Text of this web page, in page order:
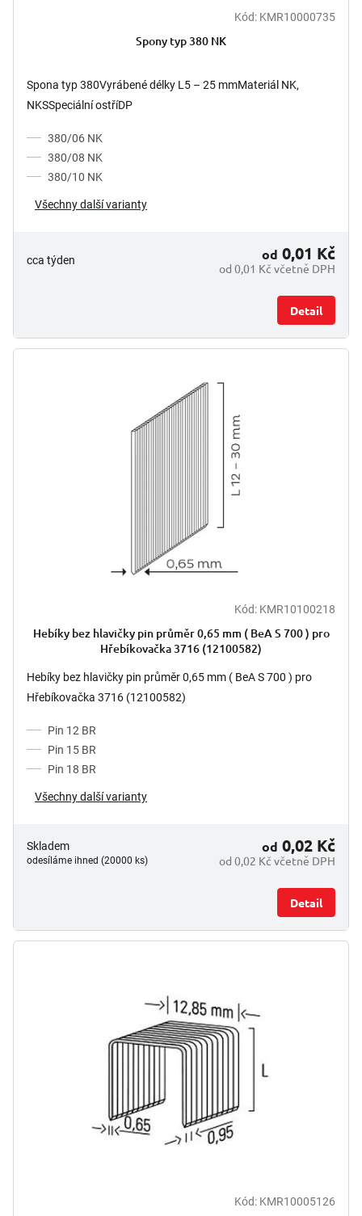
Kód: KMR10000735
Spony typ 380 NK
Spona typ 380Vyrábené délky L5 – 25 mmMateriál NK,
NKSSpeciální ostříDP
380/06 NK
380/08 NK
380/10 NK
Všechny další varianty
cca týden
od 0,01 Kč včetně DPH
od 0,01 Kč
Detail
Kód: KMR10100218
Hebíky bez hlavičky pin průměr 0,65 mm ( BeA S 700 ) pro
Hřebíkovačka 3716 (12100582)
Hebíky bez hlavičky pin průměr 0,65 mm ( BeA S 700 ) pro
Hřebíkovačka 3716 (12100582)
Pin 12 BR
Pin 15 BR
Pin 18 BR
Všechny další varianty
Skladem
odesíláme ihned (20000 ks) od 0,02 Kč včetně DPH
od 0,02 Kč
Detail
Kód: KMR10005126